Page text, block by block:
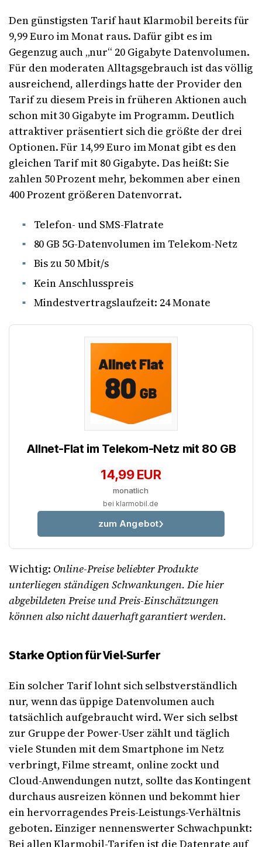
Den günstigsten Tarif haut Klarmobil bereits für
9,99 Euro im Monat raus. Dafür gibt es im
Gegenzug auch „nur“ 20 Gigabyte Datenvolumen.
Für den moderaten Alltagsgebrauch ist das völlig
ausreichend, allerdings hatte der Provider den
Tarif zu diesem Preis in früheren Aktionen auch
schon mit 30 Gigabyte im Programm. Deutlich
attraktiver präsentiert sich die größte der drei
Optionen. Für 14,99 Euro im Monat gibt es den
gleichen Tarif mit 80 Gigabyte. Das heißt: Sie
zahlen 50 Prozent mehr, bekommen aber einen
400 Prozent größeren Datenvorrat.
Telefon- und SMS-Flatrate
80 GB 5G-Datenvolumen im Telekom-Netz
Bis zu 50 Mbit/s
Kein Anschlusspreis
Mindestvertragslaufzeit: 24 Monate
Allnet-Flat im Telekom-Netz mit 80 GB
14,99 EUR
monatlich
bei klarmobil.de
zum Angebot
Wichtig: Online-Preise beliebter Produkte
unterliegen ständigen Schwankungen. Die hier
abgebildeten Preise und Preis-Einschätzungen
können also nicht dauerhaft garantiert werden.
Starke Option für Viel-Surfer
Ein solcher Tarif lohnt sich selbstverständlich
nur, wenn das üppige Datenvolumen auch
tatsächlich aufgebraucht wird. Wer sich selbst
zur Gruppe der Power-User zählt und täglich
viele Stunden mit dem Smartphone im Netz
verbringt, Filme streamt, online zockt und
Cloud-Anwendungen nutzt, sollte das Kontingent
durchaus ausreizen können und bekommt hier
ein hervorragendes Preis-Leistungs-Verhältnis
geboten. Einziger nennenswerter Schwachpunkt:
Bei allen Klarmobil-Tarifen ist die Datenrate auf